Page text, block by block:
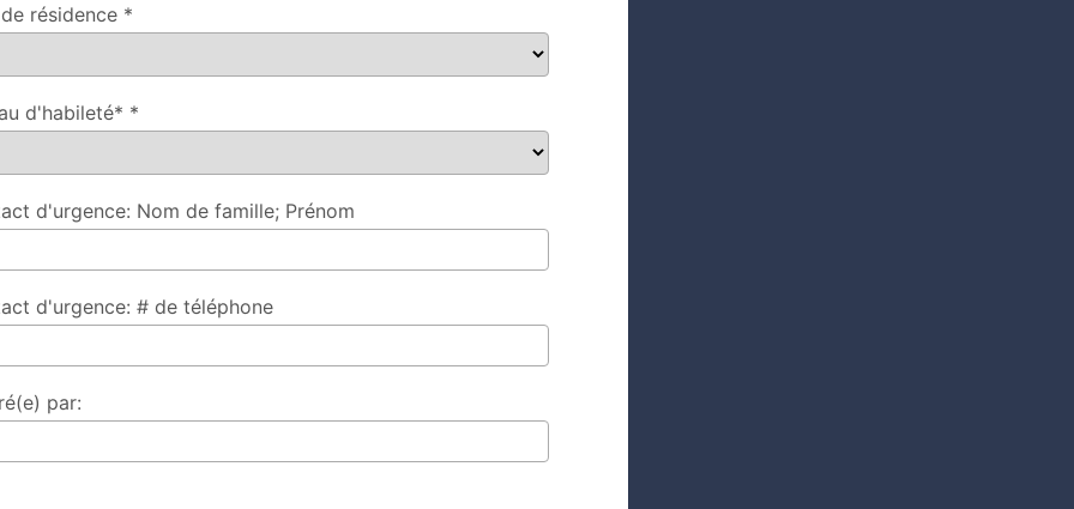
résidence *
d'habileté* *
d'urgence: Nom de famille; Prénom
d'urgence: # de téléphone
par: